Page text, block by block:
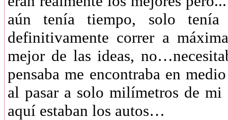
aún tenía tiempo, solo tenía
definitivamente correr a
mejor de las ideas,
pensaba me encontraba en
al pasar a solo milímetros de
aquí estaban los autos…